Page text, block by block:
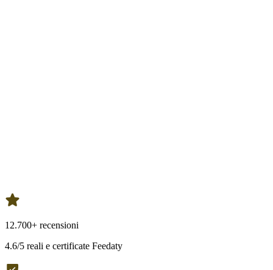
12.700+ recensioni
4.6/5 reali e certificate Feedaty